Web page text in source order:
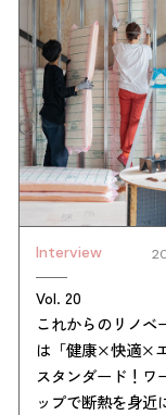
Interview
Vol. 20
これからのリノベ
は「健康×快適×
スタンダード！ワ
ップで断熱を身近